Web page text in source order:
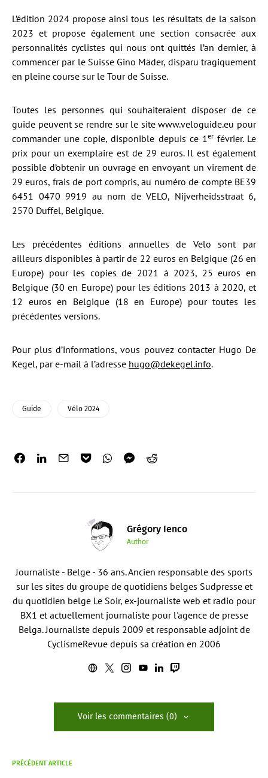
L’édition 2024 propose ainsi tous les résultats de la saison
2023 et propose également une section consacrée aux
personnalités cyclistes qui nous ont quittés l’an dernier, à
commencer par le Suisse Gino Mäder, disparu tragiquement
en pleine course sur le Tour de Suisse.
Toutes les personnes qui souhaiteraient disposer de ce
guide peuvent se rendre sur le site www.veloguide.eu pour
commander une copie, disponible depuis ce 1 erfévrier. Le
prix pour un exemplaire est de 29 euros. Il est également
possible d’obtenir un ouvrage en envoyant un virement de
29 euros, frais de port compris, au numéro de compte BE39
6451 0470 9919 au nom de VELO, Nijverheidsstraat 6,
2570 Duffel, Belgique.
Les précédentes éditions annuelles de Velo sont par
ailleurs disponibles à partir de 22 euros en Belgique (26 en
Europe) pour les copies de 2021 à 2023, 25 euros en
Belgique (30 en Europe) pour les éditions 2013 à 2020, et
12 euros en Belgique (18 en Europe) pour toutes les
précédentes versions.
Pour plus d’informations, vous pouvez contacter Hugo De
Kegel, par e-mail à l’adresse hugo@dekegel.info.
Guide Vélo 2024
Grégory Ienco
Author
Journaliste - Belge - 36 ans. Ancien responsable des sports
sur les sites du groupe de quotidiens belges Sudpresse et
du quotidien belge Le Soir, ex-journaliste web et radio pour
BX1 et actuellement journaliste pour l'agence de presse
Belga. Journaliste depuis 2009 et responsable adjoint de
CyclismeRevue depuis sa création en 2006
Voir les commentaires (0)
PRÉCÉDENT ARTICLE